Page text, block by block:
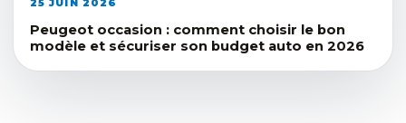
25 JUIN 2026
Peugeot occasion : comment choisir le bon
modèle et sécuriser son budget auto en 2026